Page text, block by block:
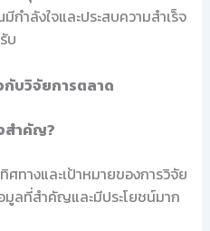
ำลังใจและประสบความสำเร็จ
บ
บวิจัยการตลาด
สำคัญ?
ทางและเป้าหมายของการวิจัย
ลที่สำคัญและมีประโยชน์มาก